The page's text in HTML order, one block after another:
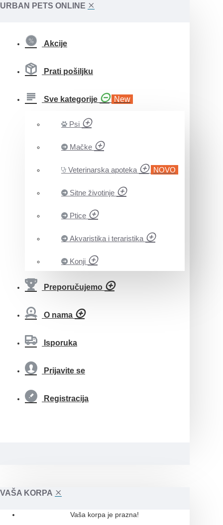
URBAN PETS ONLINE
Akcije
Prati pošiljku
Sve kategorije New
Psi
Mačke
Veterinarska apoteka NOVO
Sitne životinje
Ptice
Akvaristika i teraristika
Konji
Preporučujemo
O nama
Isporuka
Prijavite se
Registracija
VAŠA KORPA
Vaša korpa je prazna!